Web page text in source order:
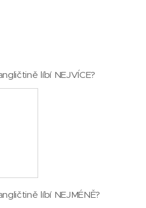
líbí NEJVÍCE?
líbí NEJMÉNĚ?